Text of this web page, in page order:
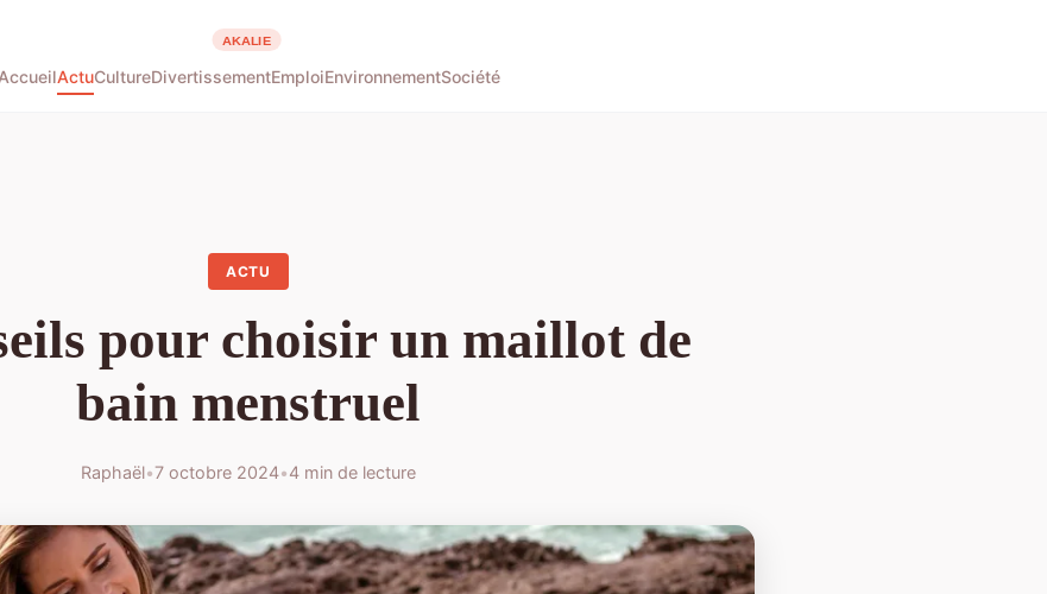
AccueilActuCultureDivertissementEmploiEnvironnementSociété
ACTU
pour choisir un maillot de
bain menstruel
Raphaël•7 octobre 2024•4 min de lecture